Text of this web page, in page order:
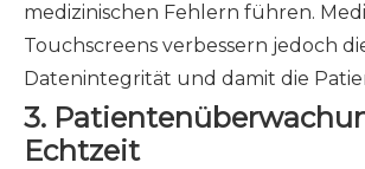
medizinischen Fehlern führen.
Touchscreens verbessern jedoch
Datenintegrität und damit die
3.
Echtzeit